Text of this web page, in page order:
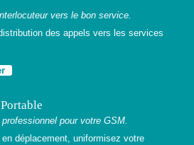
vers le bon service.
des appels vers les services
professionnel pour votre GSM.
en déplacement, uniformisez votre